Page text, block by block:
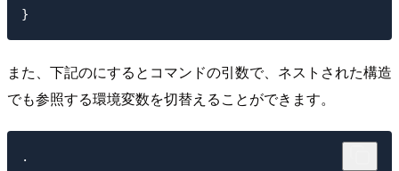
また、下記のにするとコマンドの引数で、ネストされた構造
でも参照する環境変数を切替えることができます。
.